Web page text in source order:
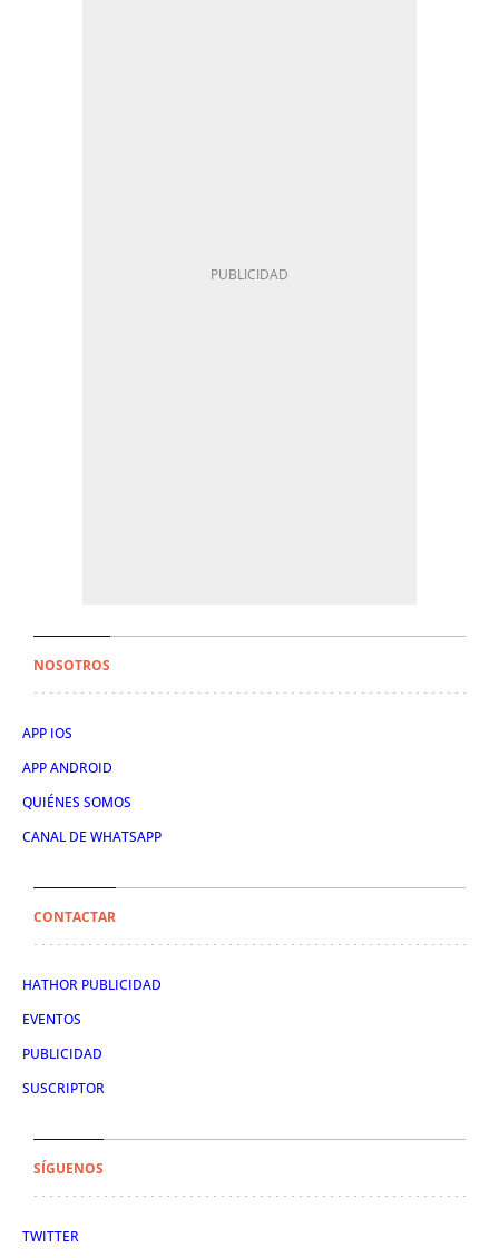
NOSOTROS
APP IOS
APP ANDROID
QUIÉNES SOMOS
CANAL DE WHATSAPP
CONTACTAR
HATHOR PUBLICIDAD
EVENTOS
PUBLICIDAD
SUSCRIPTOR
SÍGUENOS
TWITTER